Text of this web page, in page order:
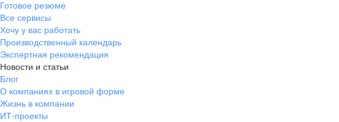
Готовое резюме
Все сервисы
Хочу у вас работать
Производственный календарь
Экспертная рекомендация
Новости и статьи
Блог
О компаниях в игровой форме
Жизнь в компании
ИТ-проекты